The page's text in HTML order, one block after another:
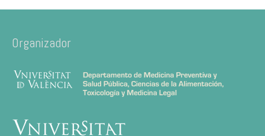
Organizador